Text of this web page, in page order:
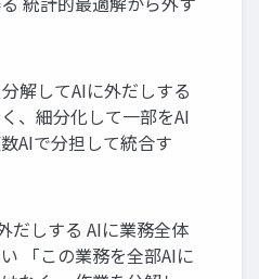
解してAIに外だしする
、細分化して一部をAI
AIで分担して統合す
だしする AIに業務全体
「この業務を全部AIに